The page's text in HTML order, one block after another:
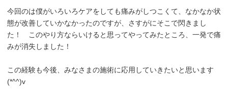
今回のは僕がいろいろケアをしても痛みがしつこくて、なかなか状
態が改善していかなかったのですが、さすがにそこで閃きまし
た！ このやり方ならいけると思ってやってみたところ、一発で痛
みが消失しました！
この経験も今後、みなさまの施術に応用していきたいと思います
(*^^)v